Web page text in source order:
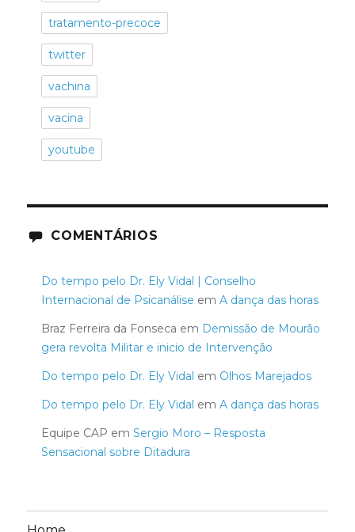
tratamento-precoce
twitter
vachina
vacina
youtube
COMENTÁRIOS
Do tempo pelo Dr. Ely Vidal | Conselho
Internacional de Psicanálise em A dança das horas
Braz Ferreira da Fonseca em Demissão de Mourão
gera revolta Militar e inicio de Intervenção
Do tempo pelo Dr. Ely Vidal em Olhos Marejados
Do tempo pelo Dr. Ely Vidal em A dança das horas
Equipe CAP em Sergio Moro – Resposta
Sensacional sobre Ditadura